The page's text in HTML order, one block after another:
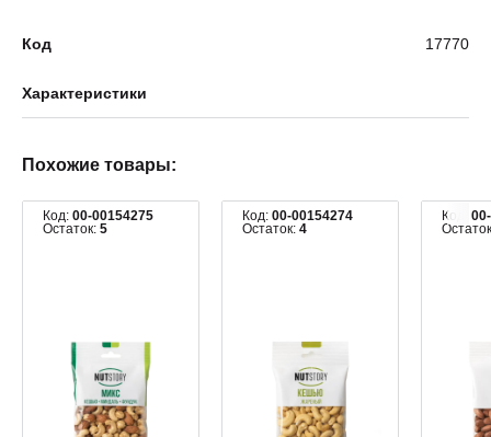
Код 17770
Характеристики
Похожие товары:
Код: 00-00154275
Остаток: 5
Код: 00-00154274
Остаток: 4
Код: